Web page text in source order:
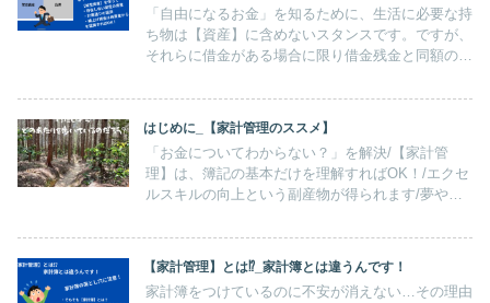
「自由になるお金」を知るために、生活に必要な持
ち物は【資産】に含めないスタンスです。ですが、
それらに借金がある場合に限り借金残金と同額の
借金を返済する状況下での「自由になるお金」が見
えてきます。
はじめに_【家計管理のススメ】
「お金についてわからない？」を解決/【家計管
理】は、簿記の基本だけを理解すればOK！/エクセ
ルスキルの向上という副産物が得られます/夢や目
なるお金」を育てる大プロジェクト
【家計管理】とは⁉_家計簿とは違うんです！
家計簿をつけているのに不安が消えない…その理由